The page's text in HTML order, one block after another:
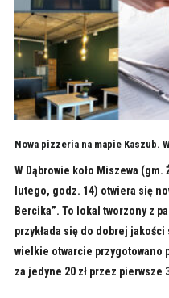
Nowa pizzeria na mapie Kaszub.
W Dąbrowie koło Miszewa
lutego, godz. 14) otwiera się
Bercika”. To lokal tworzony z
przykłada się do dobrej jakości
wielkie otwarcie przygotowano
za jedyne 20 zł przez pierwsze